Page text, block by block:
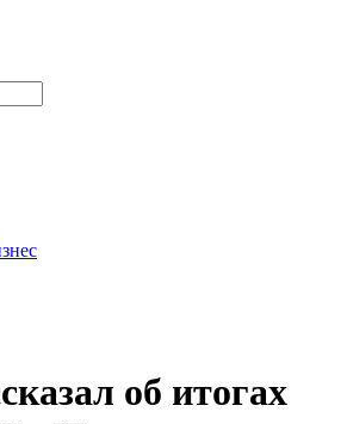
об итогах